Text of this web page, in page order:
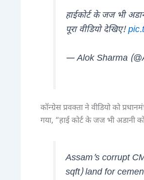
हाईकोर्ट के जज भी
पूरा वीडियो देखिए!
— Alok Sharma
कॉन्ग्रेस प्रवक्ता ने वीडियो को
गया, “हाई कोर्ट के जज भी अडानी
Assam’s corrupt
sqft) land for